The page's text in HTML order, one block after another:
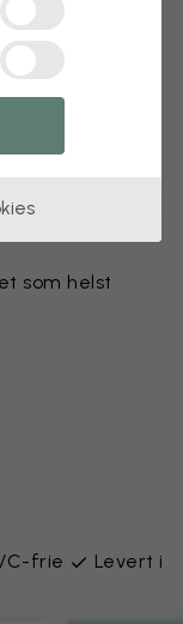
som helst
frie
Levert i